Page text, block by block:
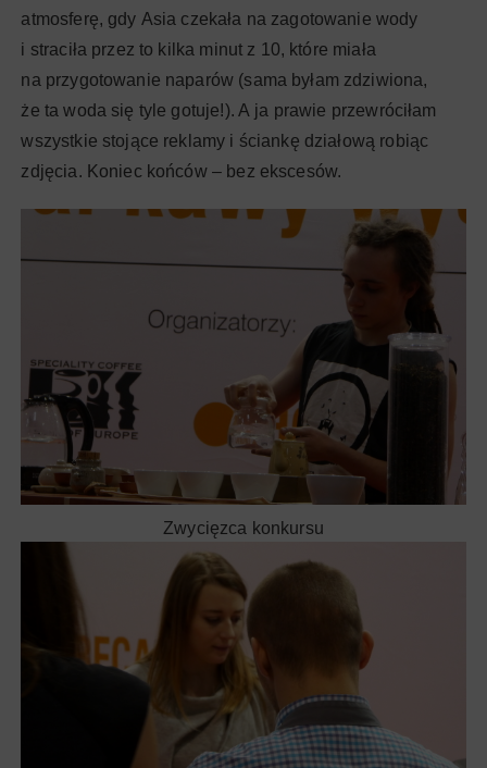
atmosferę, gdy Asia czekała na zagotowanie wody
i straciła przez to kilka minut z 10, które miała
na przygotowanie naparów (sama byłam zdziwiona,
że ta woda się tyle gotuje!). A ja prawie przewróciłam
wszystkie stojące reklamy i ściankę działową robiąc
zdjęcia. Koniec końców – bez ekscesów.
Zwycięzca konkursu